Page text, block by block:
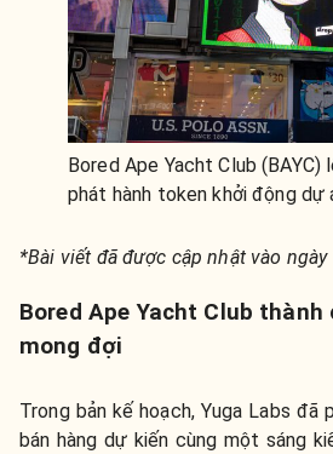
Bored Ape Yacht Club
phát hành token khởi động dự
*Bài viết đã được cập nhật vào
Bored Ape Yacht Club
mong đợi
Trong bản kế hoạch, Yuga Labs đã
bán hàng dự kiến cùng một sáng